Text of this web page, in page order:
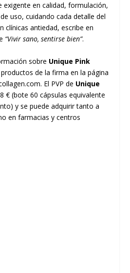
exigente en calidad, formulación,
uso, cuidando cada detalle del
clínicas antiedad, escribe en
“Vivir sano, sentirse bien”.
sobre Unique Pink
de la firma en la página
. El PVP de Unique
€ (bote 60 cápsulas equivalente
y se puede adquirir tanto a
en farmacias y centros